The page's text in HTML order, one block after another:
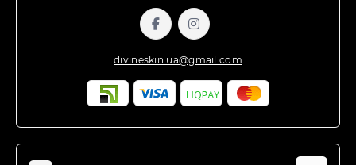
divineskin.ua@gmail.com